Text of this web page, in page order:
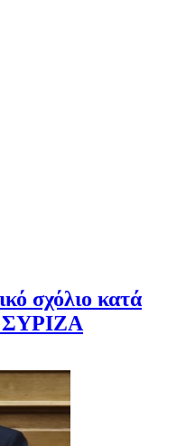
σχόλιο κατά
ΣΥΡΙΖΑ